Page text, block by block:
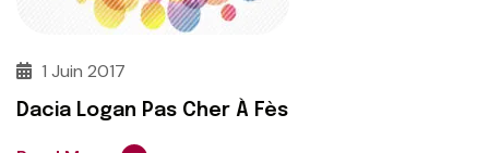
1 Juin 2017
Dacia Logan Pas Cher À Fès